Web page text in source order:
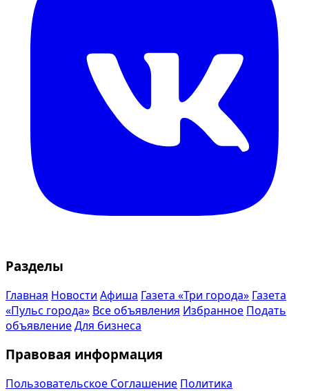
Разделы
Главная Новости Афиша Газета «Три города» Газета
«Пульс города» Все объявления Избранное Подать
объявлениеДля бизнеса
Правовая информация
Пользовательское Соглашение Политика